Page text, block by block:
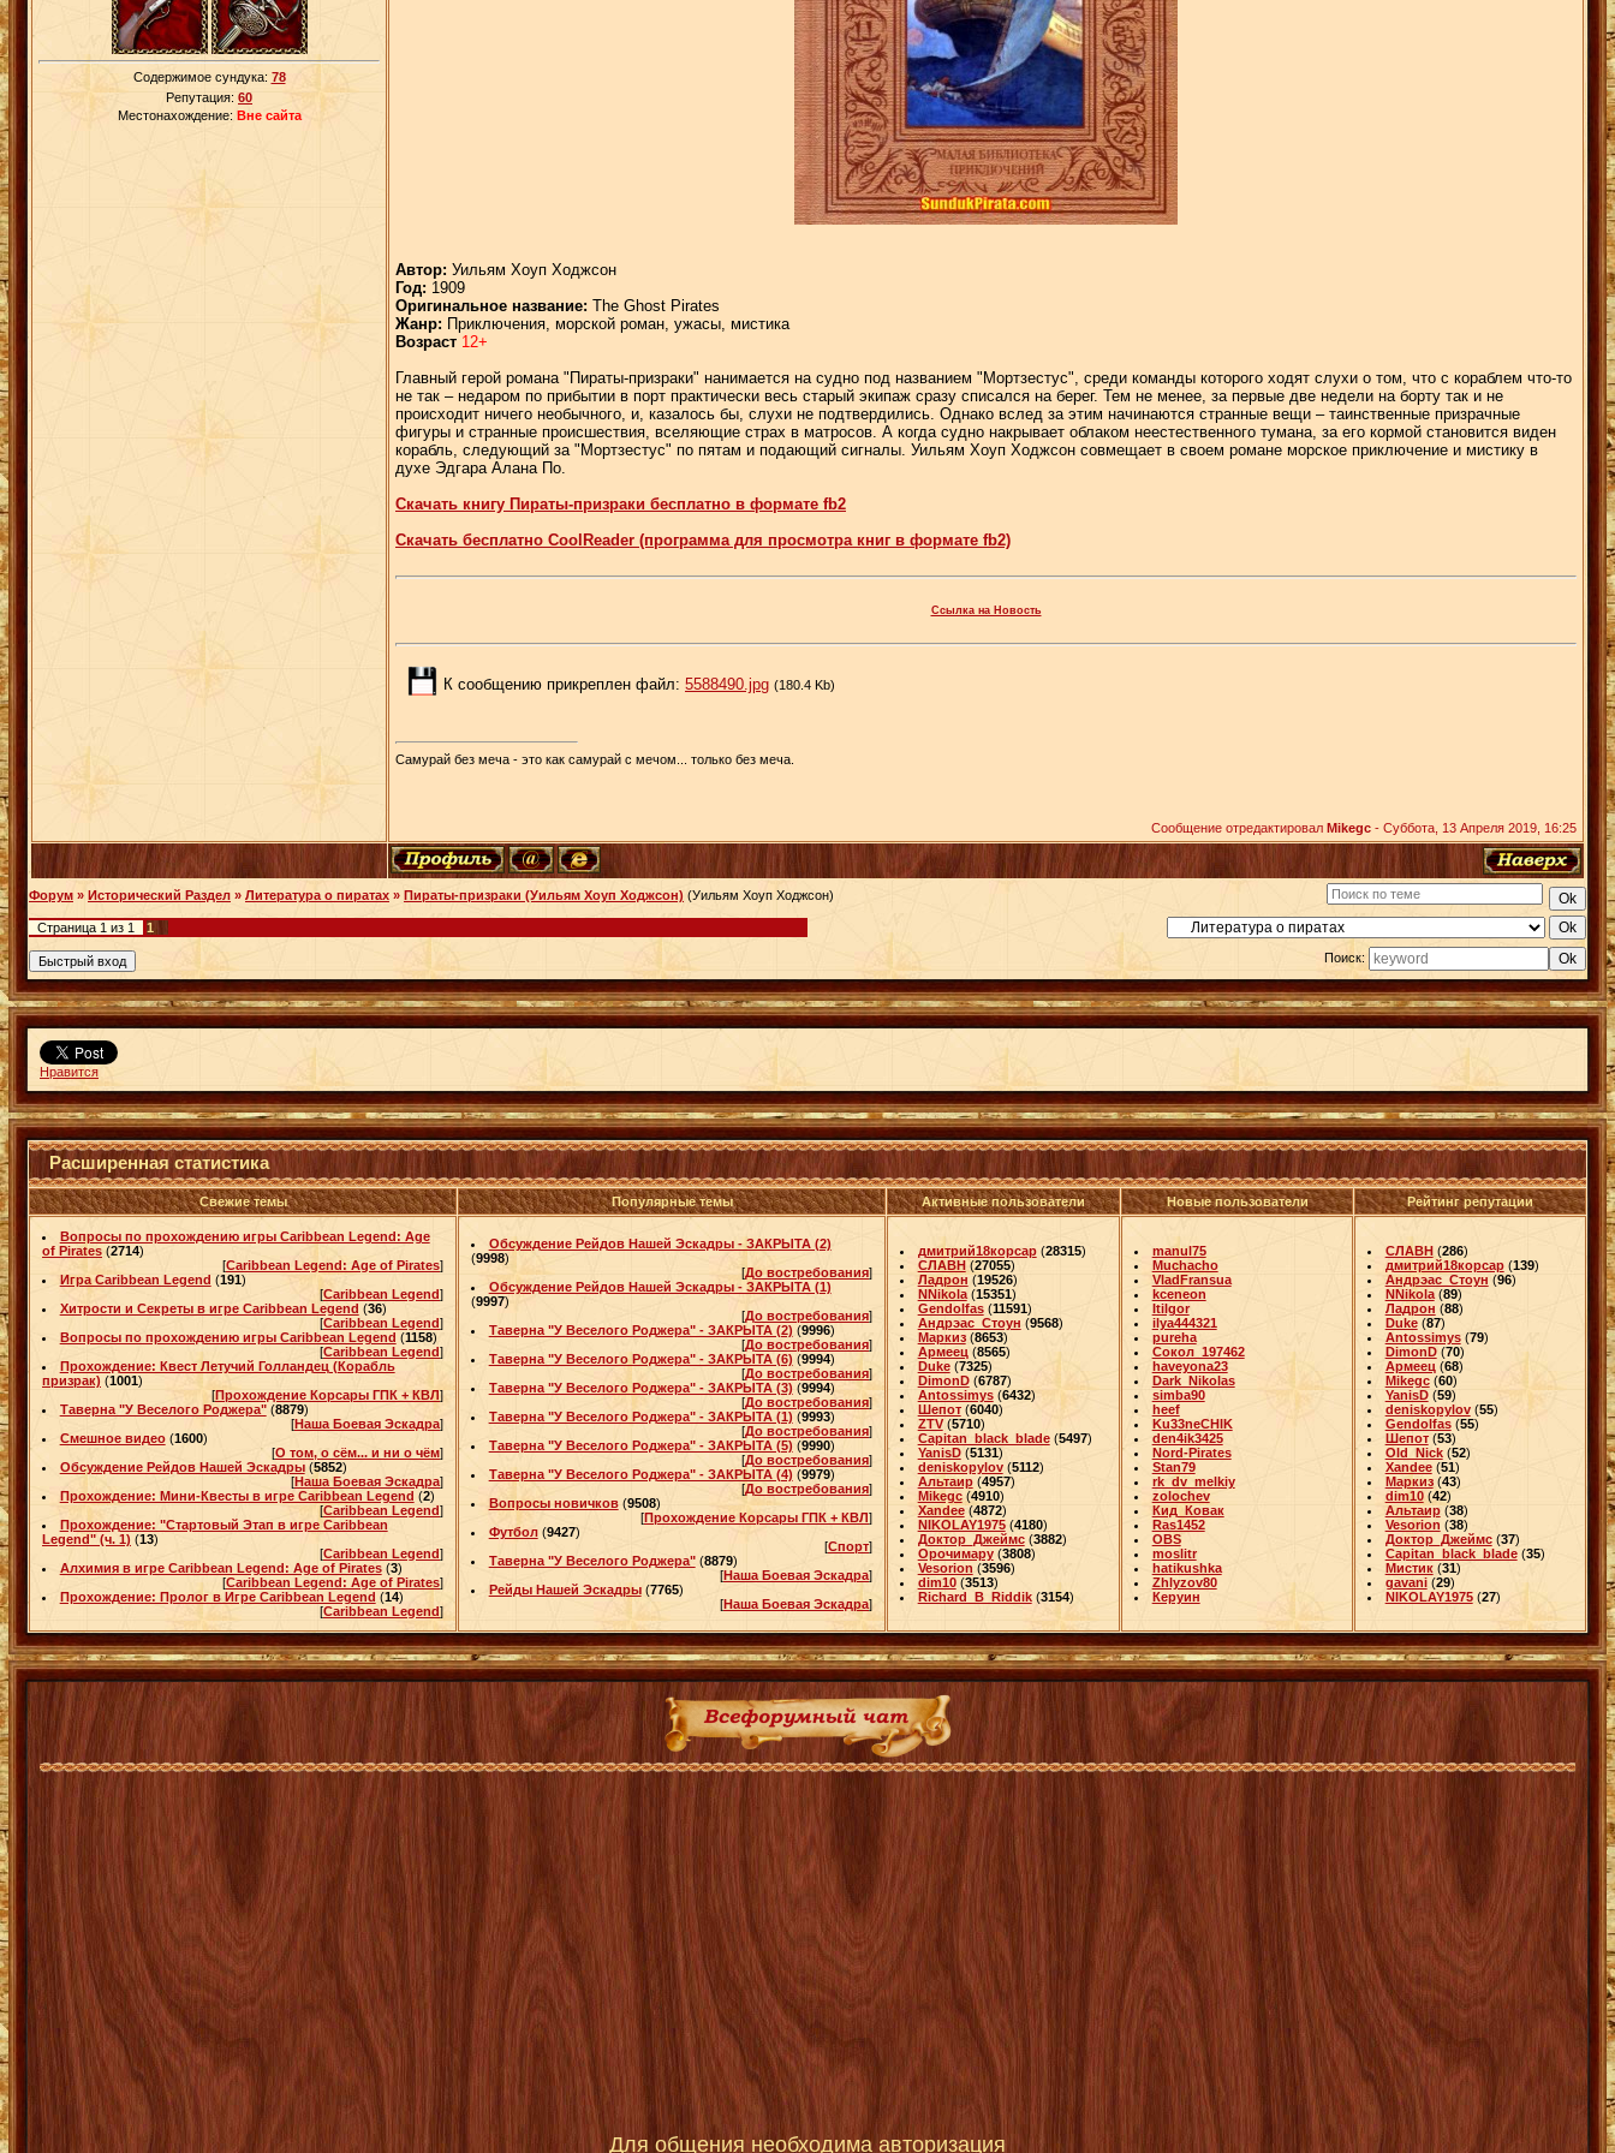
Содержимое сундука: 78
Репутация: 60
Местонахождение: Вне сайта
Автор: Уильям Хоуп Ходжсон
Год: 1909
Оригинальное название: The Ghost Pirates
Жанр: Приключения, морской роман, ужасы, мистика
Возраст 12+
Главный герой романа "Пираты-призраки" нанимается на судно под названием "Мортзестус", среди команды которого ходят слухи о том, что с кораблем что-то
не так – недаром по прибытии в порт практически весь старый экипаж сразу списался на берег. Тем не менее, за первые две недели на борту так и не
происходит ничего необычного, и, казалось бы, слухи не подтвердились. Однако вслед за этим начинаются странные вещи – таинственные призрачные
фигуры и странные происшествия, вселяющие страх в матросов. А когда судно накрывает облаком неестественного тумана, за его кормой становится виден
корабль, следующий за "Мортзестус" по пятам и подающий сигналы. Уильям Хоуп Ходжсон совмещает в своем романе морское приключение и мистику в
духе Эдгара Алана По.
Скачать книгу Пираты-призраки бесплатно в формате fb2
Скачать бесплатно СооlRеаdеr (программа для просмотра книг в формате fb2)
Ссылка на Новость
К сообщению прикреплен файл: 5588490.jpg (180.4 Kb)
Самурай без меча - это как самурай с мечом... только без меча.
Сообщение отредактировал Mikegc - Суббота, 13 Апреля 2019, 16:25
Форум » Исторический Раздел » Литература о пиратах » Пираты-призраки (Уильям Хоуп Ходжсон) (Уильям Хоуп Ходжсон)
Страница 1 из 1 1
Поиск:
Нравится
Расширенная статистика
Свежие темы Популярные темы Активные пользователи Новые пользователи Рейтинг репутации
Вопросы по прохождению игры Caribbean Legend: Age
of Pirates (2714)
[Caribbean Legend: Age of Pirates]
Игра Caribbean Legend (191)
[Caribbean Legend]
Хитрости и Секреты в игре Caribbean Legend (36)
[Caribbean Legend]
Вопросы по прохождению игры Caribbean Legend (1158)
[Caribbean Legend]
Прохождение: Квест Летучий Голландец (Корабль
призрак) (1001)
[Прохождение Корсары ГПК + КВЛ]
Таверна "У Веселого Роджера" (8879)
[Наша Боевая Эскадра]
Смешное видео (1600)
[О том, о сём... и ни о чём]
Обсуждение Рейдов Нашей Эскадры (5852)
[Наша Боевая Эскадра]
Прохождение: Мини-Квесты в игре Caribbean Legend (2)
[Caribbean Legend]
Прохождение: "Стартовый Этап в игре Caribbean
Legend" (ч. 1) (13)
[Caribbean Legend]
Алхимия в игре Caribbean Legend: Age of Pirates (3)
[Caribbean Legend: Age of Pirates]
Прохождение: Пролог в Игре Caribbean Legend (14)
[Caribbean Legend]
Обсуждение Рейдов Нашей Эскадры - ЗАКРЫТА (2)
(9998)
[До востребования]
Обсуждение Рейдов Нашей Эскадры - ЗАКРЫТА (1)
(9997)
[До востребования]
Таверна "У Веселого Роджера" - ЗАКРЫТА (2) (9996)
[До востребования]
Таверна "У Веселого Роджера" - ЗАКРЫТА (6) (9994)
[До востребования]
Таверна "У Веселого Роджера" - ЗАКРЫТА (3) (9994)
[До востребования]
Таверна "У Веселого Роджера" - ЗАКРЫТА (1) (9993)
[До востребования]
Таверна "У Веселого Роджера" - ЗАКРЫТА (5) (9990)
[До востребования]
Таверна "У Веселого Роджера" - ЗАКРЫТА (4) (9979)
[До востребования]
Вопросы новичков (9508)
[Прохождение Корсары ГПК + КВЛ]
Футбoл (9427)
[Спорт]
Таверна "У Веселого Роджера" (8879)
[Наша Боевая Эскадра]
Рейды Нашей Эскадры (7765)
[Наша Боевая Эскадра]
дмитрий18корсар(28315)
СЛАВН(27055)
Ладрон(19526)
NNikola(15351)
Gendolfas(11591)
Андрэас_Стоун (9568)
Маркиз(8653)
Армеец (8565)
Duke(7325)
DimonD(6787)
Antossimys(6432)
Шепот(6040)
ZTV(5710)
Capitan_black_blade(5497)
YanisD(5131)
deniskopylov(5112)
Альтаир(4957)
Mikegc(4910)
Xandee(4872)
NIKOLAY1975(4180)
Доктор_Джеймс(3882)
Орочимару(3808)
Vesorion (3596)
dim10(3513)
Richard_B_Riddik(3154)
manul75
Muchacho
VladFransua
kceneon
Itilgor
ilya444321
pureha
Сокол_197462
haveyona23
Dark_Nikolas
simba90
heef
Ku33neCHIK
den4ik3425
Nord-Pirates
Stan79
rk_dv_melkiy
zolochev
Кид_Ковак
Ras1452
OBS
moslitr
hatikushka
Zhlyzov80
Керуин
СЛАВН(286)
дмитрий18корсар(139)
Андрэас_Стоун (96)
NNikola(89)
Ладрон (88)
Duke(87)
Antossimys(79)
DimonD(70)
Армеец (68)
Mikegc(60)
YanisD(59)
deniskopylov(55)
Gendolfas(55)
Шепот(53)
Old_Nick(52)
Xandee(51)
Маркиз(43)
dim10(42)
Альтаир(38)
Vesorion (38)
Доктор_Джеймс(37)
Capitan_black_blade(35)
Мистик(31)
gavani(29)
NIKOLAY1975(27)
Для общения необходима авторизация